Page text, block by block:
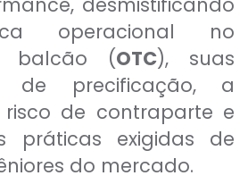
operacional no
balcão (OTC), suas
de precificação, a
de contraparte e
práticas exigidas de
do mercado.